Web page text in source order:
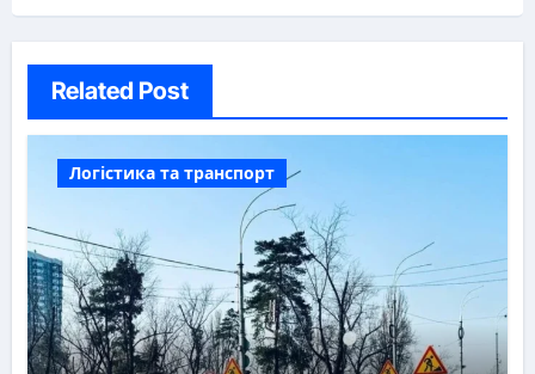
Related Post
Логістика та транспорт